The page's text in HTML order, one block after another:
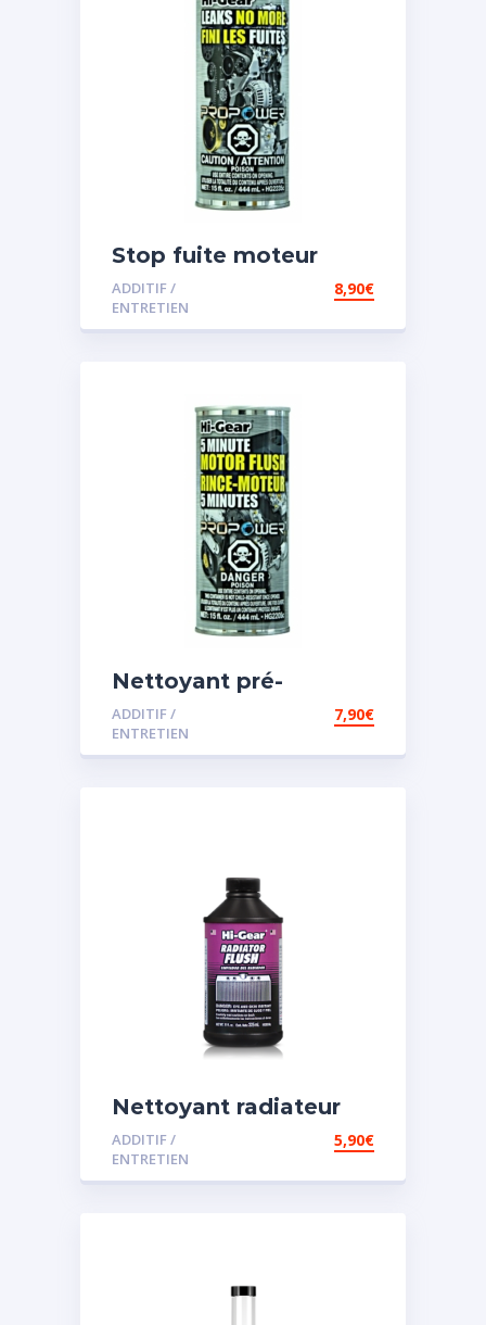
Stop fuite moteur
ADDITIF /
ENTRETIEN
8,90€
Nettoyant pré-
vidange
ADDITIF /
ENTRETIEN
7,90€
Nettoyant radiateur
ADDITIF /
ENTRETIEN
5,90€